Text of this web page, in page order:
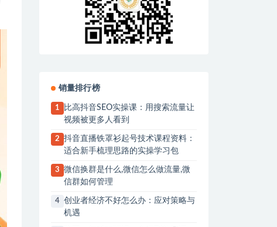
销量排行榜
1
比高抖音SEO实操课：用搜索流量让
视频被更多人看到
2
抖音直播铁罩衫起号技术课程资料：
适合新手梳理思路的实操学习包
3
微信换群是什么,微信怎么做流量,微
信群如何管理
4 创业者经济不好怎么办：应对策略与
机遇